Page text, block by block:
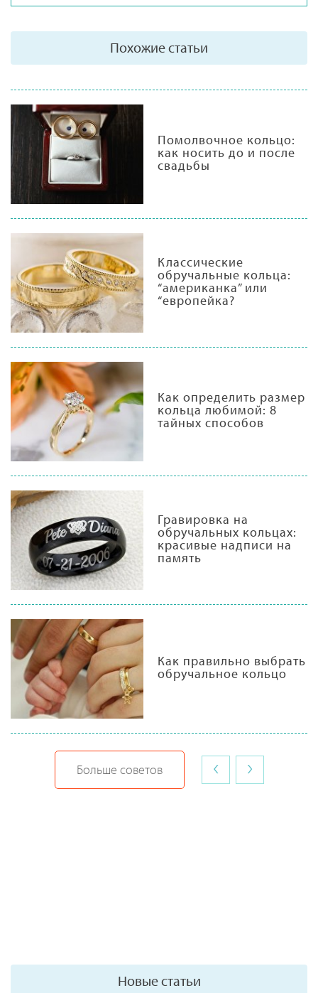
Похожие статьи
Помолвочное кольцо:
как носить до и после
свадьбы
Классические
обручальные кольца:
“американка” или
“европейка?
Как определить размер
кольца любимой: 8
тайных способов
Гравировка на
обручальных кольцах:
красивые надписи на
память
Как правильно выбрать
обручальное кольцо
Больше советов ‹ ›
Новые статьи